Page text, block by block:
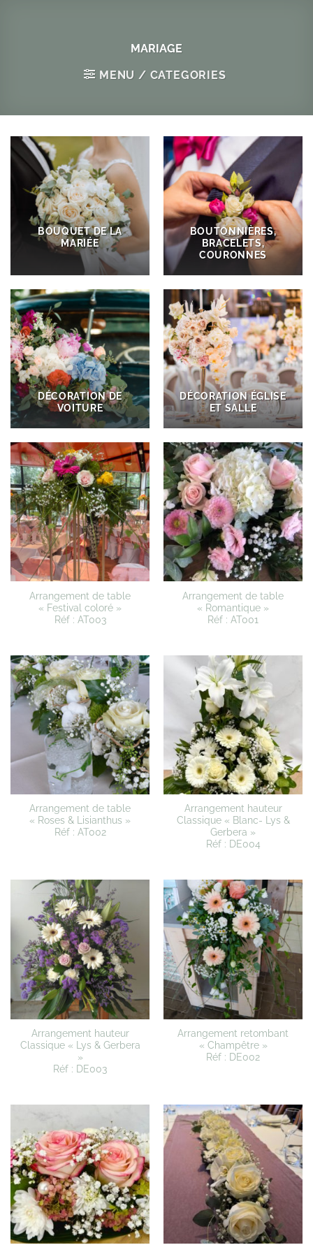
MARIAGE
MENU / CATEGORIES
BOUQUET DE LA
MARIÉE
BOUTONNIÈRES,
BRACELETS,
COURONNES
DÉCORATION DE
VOITURE
DÉCORATION ÉGLISE
ET SALLE
Arrangement de table
« Festival coloré »
Réf : AT003
Arrangement de table
« Romantique »
Réf : AT001
Arrangement de table
« Roses & Lisianthus »
Réf : AT002
Arrangement hauteur
Classique « Blanc- Lys &
Gerbera »
Réf : DE004
Arrangement hauteur
Classique « Lys & Gerbera
»
Réf : DE003
Arrangement retombant
« Champêtre »
Réf : DE002